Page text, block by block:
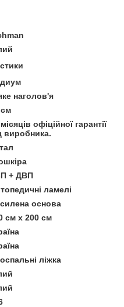
наголов'я
офіційної гарантії
виробника.
+ ДВП
ламелі
основа
см х 200 см
ліжка